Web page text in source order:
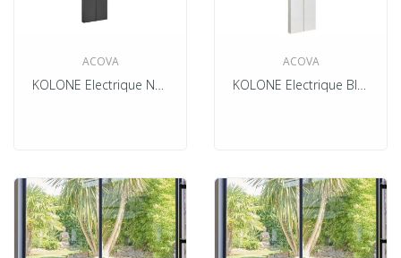
ACOVA
KOLONE Electrique Noir Mat 0557
ACOVA
KOLONE Electrique Blanc